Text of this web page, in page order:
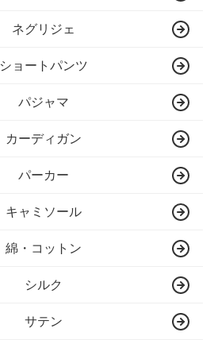
ネグリジェ
ショートパンツ
パジャマ
カーディガン
パーカー
キャミソール
綿・コットン
シルク
サテン